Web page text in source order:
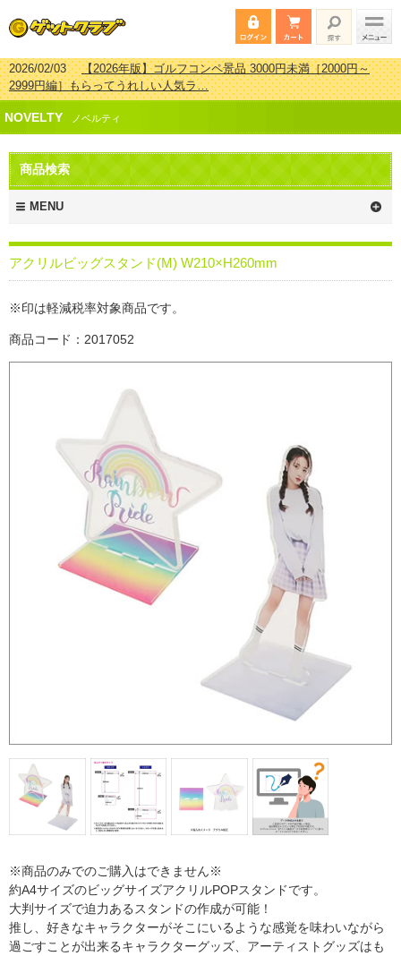
2026/02/03【2026年版】ゴルフコンペ景品 3000円未満［2000円～
2999円編］もらってうれしい人気ラ…
2026/07/15【2026年版】ビンゴゲーム景品おすすめ金額別人気ランキ
ング 更新しました！
2026/04/03【2026年版】ゴルフコンペ景品 3000円未満［2000円～
2999円編］もらってうれしい人気ラ…
2026/02/16
新しました！
NOVELTY ノベルティ
商品検索
MENU
アクリルビッグスタンド(M) W210×H260mm
※印は軽減税率対象商品です。
商品コード：2017052
※商品のみでのご購入はできません※
約A4サイズのビッグサイズアクリルPOPスタンドです。
大判サイズで迫力あるスタンドの作成が可能！
推し、好きなキャラクターがそこにいるような感覚を味わいながら
過ごすことが出来るキャラクターグッズ、アーティストグッズはも